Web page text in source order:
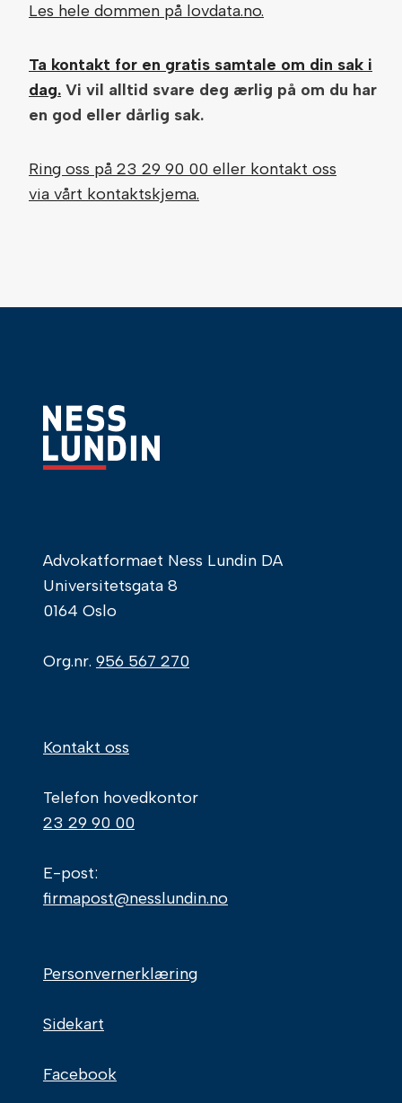
Les hele dommen på lovdata.no.
Ta kontakt for en gratis samtale om din sak i
dag. Vi vil alltid svare deg ærlig på om du har
en god eller dårlig sak.
Ring oss på 23 29 90 00 eller kontakt oss
via vårt kontaktskjema.
Advokatformaet Ness Lundin DA
Universitetsgata 8
0164 Oslo
Org.nr. 956 567 270
Kontakt oss
Telefon hovedkontor
23 29 90 00
E-post:
firmapost@nesslundin.no
Personvernerklæring
Sidekart
Facebook